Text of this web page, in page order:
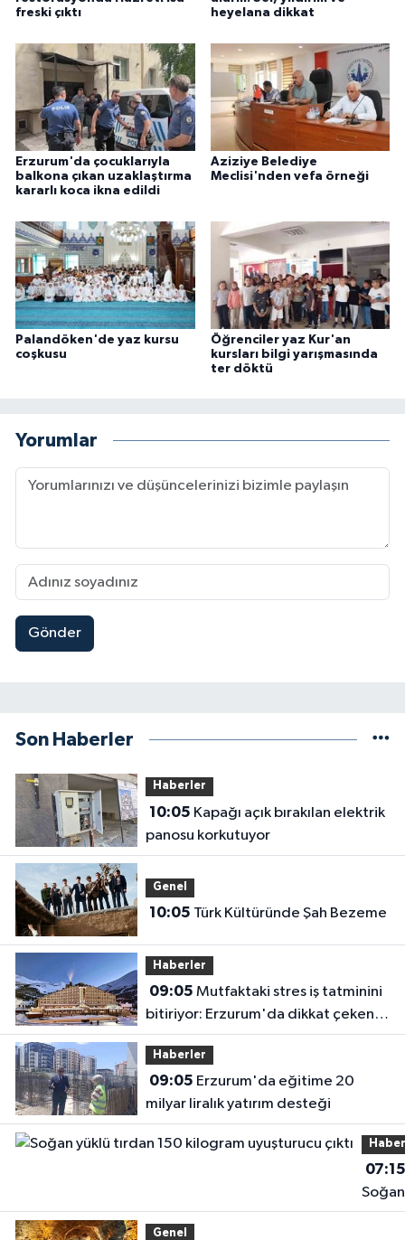
freski çıktı
heyelana dikkat
Erzurum'da çocuklarıyla
balkona çıkan uzaklaştırma
kararlı koca ikna edildi
Aziziye Belediye
Meclisi'nden vefa örneği
Palandöken'de yaz kursu
coşkusu
Öğrenciler yaz Kur'an
kursları bilgi yarışmasında
ter döktü
Yorumlar
Gönder
Son Haberler
Haberler
10:05
panosu korkutuyor
Genel
10:05 Türk Kültüründe Şah Bezeme
Haberler
09:05
bitiriyor: Erzurum'da dikkat çeken
araştırma
Haberler
09:05
milyar liralık yatırım desteği
07:15
Soğan
yüklü
Genel